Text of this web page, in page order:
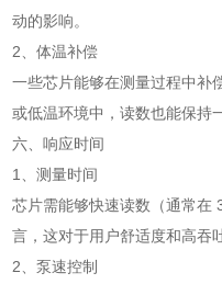
动的影响。
2、体温补偿
一些芯片能够在测量过程中补
或低温环境中，读数也能保持
六、响应时间
1、测量时间
芯片需能够快速读数（通常在
言，这对于用户舒适度和高吞
2、泵速控制